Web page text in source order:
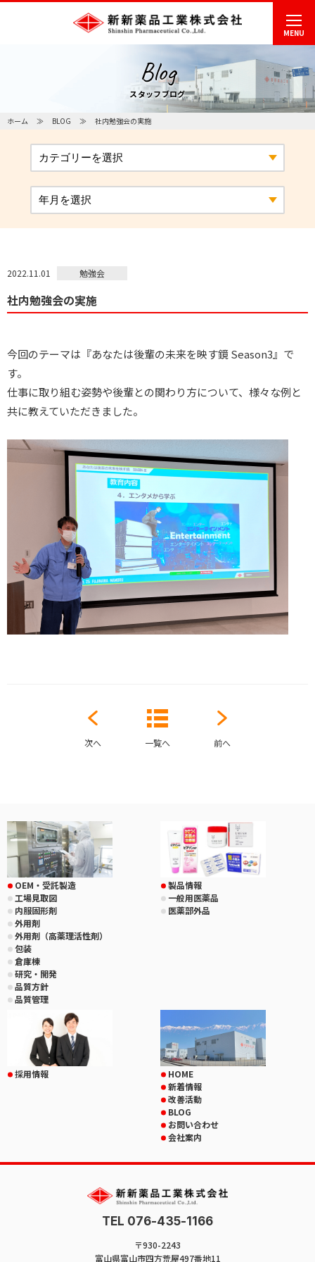
MENU
Blog
スタッフブログ
ホーム BLOG 社内勉強会の実施
2022.11.01 勉強会
社内勉強会の実施
今回のテーマは『あなたは後輩の未来を映す鏡 Season3』で
す。
仕事に取り組む姿勢や後輩との関わり方について、様々な例と
共に教えていただきました。
一覧へ
次へ 前へ
OEM・受託製造
工場見取図
内服固形剤
外用剤
外用剤（高薬理活性剤）
包装
倉庫棟
研究・開発
品質方針
品質管理
製品情報
一般用医薬品
医薬部外品
採用情報
HOME
新着情報
改善活動
BLOG
お問い合わせ
会社案内
TEL 076-435-1166
〒930-2243
富山県富山市四方荒屋497番地11